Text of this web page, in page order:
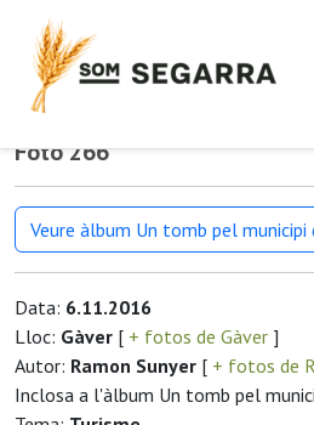
Foto 266
Veure àlbum Un tomb pel municipi
Data: 6.11.2016
Lloc: Gàver [ + fotos de Gàver ]
Autor: Ramon Sunyer [ + fotos de
Inclosa a l'àlbum Un tomb pel